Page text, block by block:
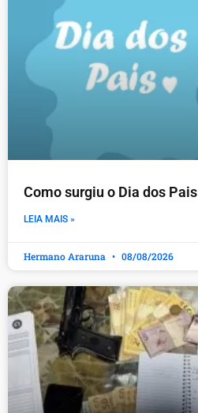
Como surgiu o Dia dos Pais
LEIA MAIS »
Hermano Araruna 08/08/2026